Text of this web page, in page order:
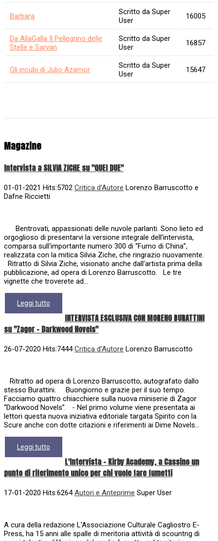
Barbara
Scritto da Super
User
16005
Da AllaGalla Il Pellegrino delle
Stelle e Sarvan
Scritto da Super
User
16857
Gli incubi di Julio Azamor
Scritto da Super
User
15647
Magazine
Intervista a SILVIA ZICHE su "QUEI DUE"
01-01-2021 Hits:5702 Critica d'Autore Lorenzo Barruscotto e
Dafne Riccietti
Bentrovati, appassionati delle nuvole parlanti. Sono lieto ed
orgoglioso di presentarvi la versione integrale dell'intervista,
comparsa sull'importante numero 300 di “Fumo di China”,
realizzata con la mitica Silvia Ziche, che ringrazio nuovamente.
Ritratto di Silvia Ziche, visionato anche dall'artista prima della
pubblicazione, ad opera di Lorenzo Barruscotto. Le tre
vignette che troverete ad...
Leggi tutto
INTERVISTA ESCLUSIVA CON MORENO BURATTINI
su "Zagor - Darkwood Novels"
26-07-2020 Hits:7444Critica d'Autore Lorenzo Barruscotto
Ritratto ad opera di Lorenzo Barruscotto, autografato dallo
stesso Burattini. Buongiorno e grazie per il suo tempo.
Facciamo quattro chiacchiere sulla nuova miniserie di Zagor
“Darkwood Novels”. - Nel primo volume viene presentata ai
lettori questa nuova iniziativa editoriale targata Spirito con la
Scure anche con dotte citazioni e riferimenti ai Dime Novels...
Leggi tutto
L'Intervista - Kirby Academy, a Cassino un
punto di riferimento unico per chi vuole fare fumetti
17-01-2020 Hits:6264Autori e Anteprime Super User
A cura della redazione L'Associazione Culturale Cagliostro E-
Press, ha 15 anni alle spalle di meritoria attività di scountng di